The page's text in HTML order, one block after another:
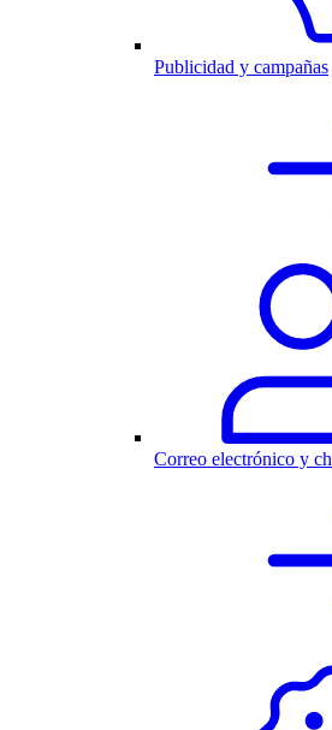
Publicidad y campañas
Correo electrónico y